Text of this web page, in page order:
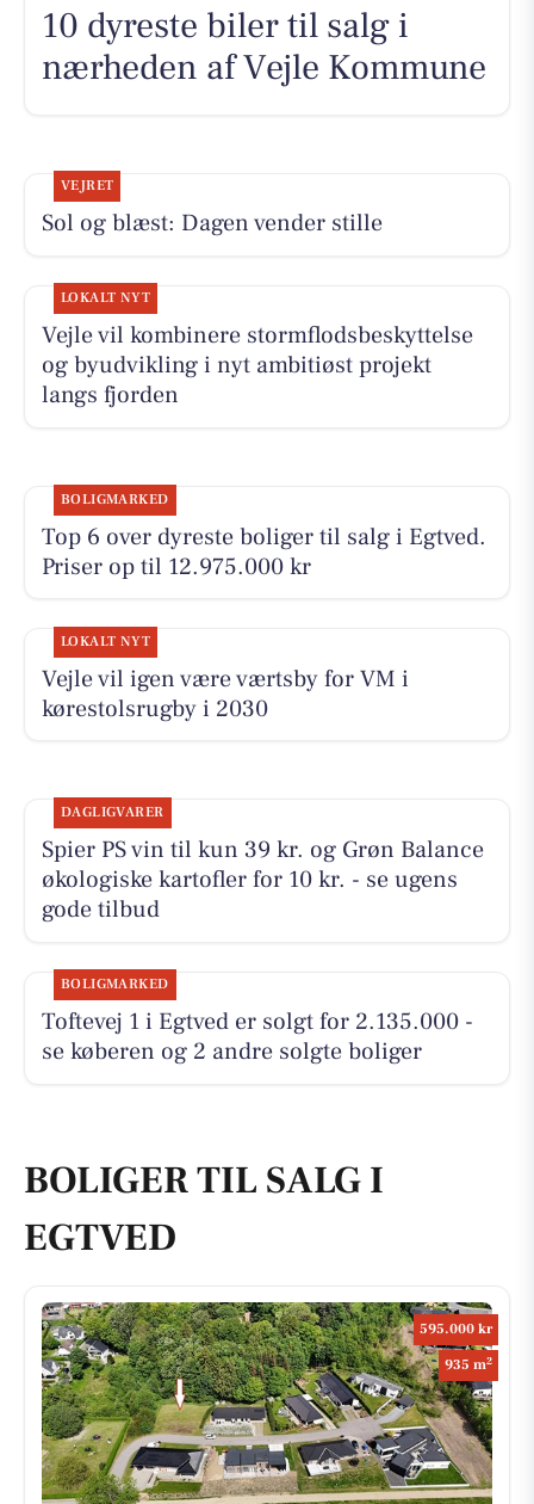
10 dyreste biler til salg i
nærheden af Vejle Kommune
VEJRET
Sol og blæst: Dagen vender stille
LOKALT NYT
Vejle vil kombinere stormflodsbeskyttelse
og byudvikling i nyt ambitiøst projekt
langs fjorden
BOLIGMARKED
Top 6 over dyreste boliger til salg i Egtved.
Priser op til 12.975.000 kr
LOKALT NYT
Vejle vil igen være værtsby for VM i
kørestolsrugby i 2030
DAGLIGVARER
Spier PS vin til kun 39 kr. og Grøn Balance
økologiske kartofler for 10 kr. - se ugens
gode tilbud
BOLIGMARKED
Toftevej 1 i Egtved er solgt for 2.135.000 -
se køberen og 2 andre solgte boliger
BOLIGER TIL SALG I
EGTVED
595.000 kr
935 m2